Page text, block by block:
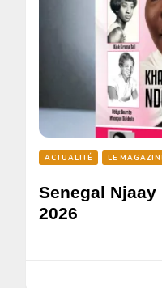
ACTUALITÉ LE
Senegal
2026